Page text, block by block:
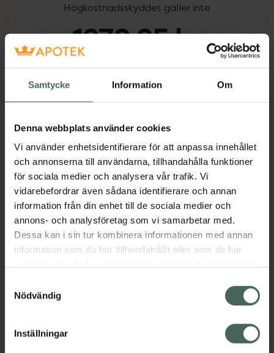
Samtycke Information Om
Denna webbplats använder cookies
Vi använder enhetsidentifierare för att anpassa innehållet
och annonserna till användarna, tillhandahålla funktioner
för sociala medier och analysera vår trafik. Vi
vidarebefordrar även sådana identifierare och annan
information från din enhet till de sociala medier och
annons- och analysföretag som vi samarbetar med.
Dessa kan i sin tur kombinera informationen med annan
information som du har tillhandahållit eller som de har
återkalla ditt samtycke via webbplatsens
cookieinställningar. Ett återkallat samtycke påverkar inte
lagligheten av behandling som skett innan återkallelsen.
Nödvändig
Inställningar
Högkostnadsskyddet gäller inte
1278,25 kr
Aktuella erbjudanden
Beskrivning
Läs alltid bipacksedeln innan
användning.
Kronans Apotek finns här för dig. Du hittar oss från Skåne i